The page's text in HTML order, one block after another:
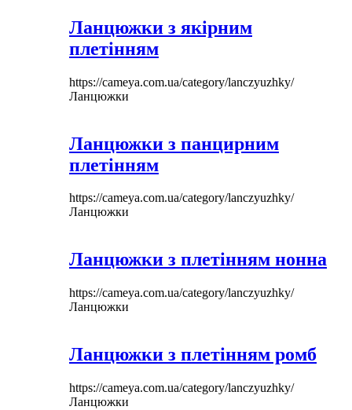
Ланцюжки з якірним
плетінням
https://cameya.com.ua/category/lanczyuzhky/
Ланцюжки
Ланцюжки з панцирним
плетінням
https://cameya.com.ua/category/lanczyuzhky/
Ланцюжки
Ланцюжки з плетінням нонна
https://cameya.com.ua/category/lanczyuzhky/
Ланцюжки
Ланцюжки з плетінням ромб
https://cameya.com.ua/category/lanczyuzhky/
Ланцюжки